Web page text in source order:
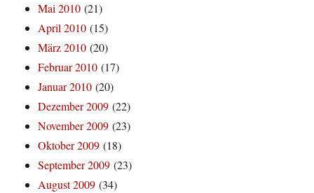
Mai 2010 (21)
April 2010 (15)
März 2010 (20)
Februar 2010 (17)
Januar 2010 (20)
Dezember 2009 (22)
November 2009 (23)
Oktober 2009 (18)
September 2009 (23)
August 2009 (34)